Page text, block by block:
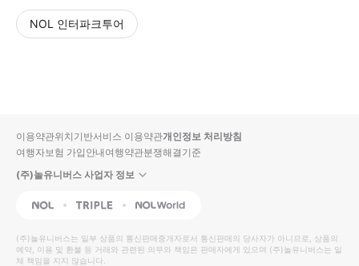
NOL 인터파크투어
입니
다.
높
은
동
영
순
상
이용약관위치기반서비스 이용약관개인정보 처리방침
여행자보험 가입안내여행약관분쟁해결기준
(주)놀유니버스 사업자 정보
NOL Triple Interpark Global
(주)놀유니버스는 일부 상품의 통신판매중개자로서 통신판매의 당사자가 아니므로, 상품의
예약, 이용 및 환불 등 거래와 관련된 의무와 책임은 판매자에게 있으며 (주)놀유니버스는 일
체 책임을 지지 않습니다.